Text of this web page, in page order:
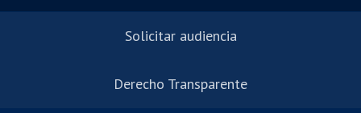
Solicitar audiencia
Derecho Transparente